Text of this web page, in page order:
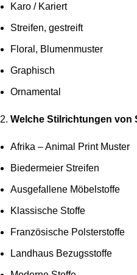
Karo / Kariert
Streifen, gestreift
Floral, Blumenmuster
Graphisch
Ornamental
Welche Stilrichtungen von
Afrika – Animal Print Muster
Biedermeier Streifen
Ausgefallene Möbelstoffe
Klassische Stoffe
Französische Polsterstoffe
Landhaus Bezugsstoffe